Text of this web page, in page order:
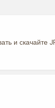
и скачайте